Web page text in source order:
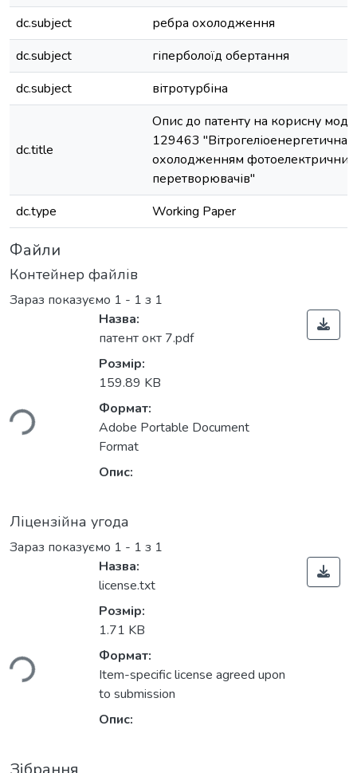
dc.subject
ребра охолодження
dc.subject
гіперболоїд обертання
dc.subject
вітротурбіна
dc.title
Опис до патенту на корисну
129463 "Вітрогеліоенергетична
охолодженням фотоелектричних
перетворювачів"
dc.type
Working Paper
Файли
Контейнер файлів
Зараз показуємо 1 - 1 з 1
Назва:
патент окт 7.pdf
Розмір:
159.89 KB
Формат:
Adobe Portable Document
Format
Опис:
Ліцензійна угода
Зараз показуємо 1 - 1 з 1
Назва:
license.txt
Розмір:
1.71 KB
Формат:
Item-specific license agreed upon
to submission
Опис: